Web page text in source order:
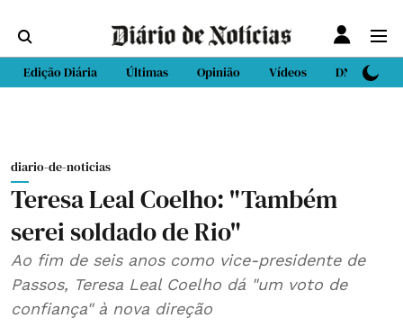
Edição Diária Últimas Opinião Vídeos DN Sport
diario-de-noticias
Teresa Leal Coelho: "Também
serei soldado de Rio"
Ao fim de seis anos como vice-presidente de
Passos, Teresa Leal Coelho dá "um voto de
confiança" à nova direção